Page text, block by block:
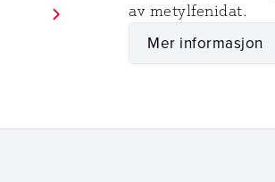
av metylfenidat.
Mer informasjon